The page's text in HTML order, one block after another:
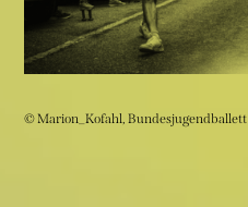
© Marion_Kofahl, Bundesjugendballett